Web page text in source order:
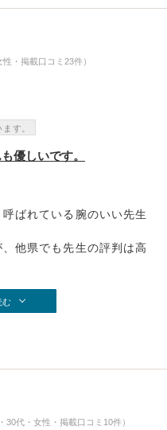
・掲載口コミ23件）
す。
優しいです。
ばれている腕のいい先生
他県でも先生の評判は高
む
代・女性・掲載口コミ10件）